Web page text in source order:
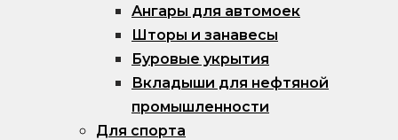
Ангары для автомоек
Шторы и занавесы
Буровые укрытия
Вкладыши для нефтяной
промышленности
Для спорта